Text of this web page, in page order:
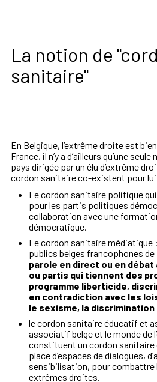
La notion de
sanitaire"
En Belgique, l’extrême droite est
France, il n’y a d’ailleurs qu’une
pays dirigée par un élu d’extrême
cordon sanitaire co-existent pour
Le cordon sanitaire politique
pour les partis politiques
collaboration avec une
démocratique.
Le cordon sanitaire médiatique
publics belges francophones de
parole en direct ou en débat
ou partis qui tiennent des
programme liberticide,
en contradiction avec les
le sexisme, la
le cordon sanitaire éducatif et
associatif belge et le monde de
constituent un cordon sanitaire
place d’espaces de dialogues,
sensibilisation, pour combattre
extrêmes droites.